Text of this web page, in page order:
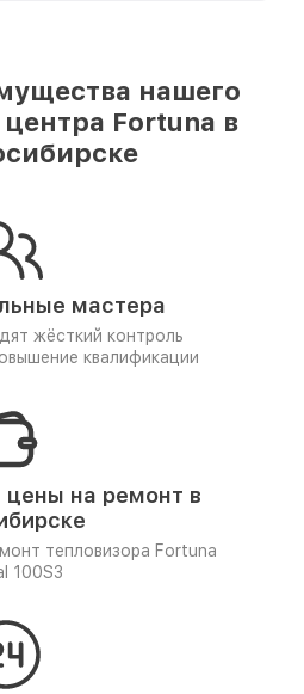
нашего
Fortuna в
мастера
жёсткий контроль
квалификации
на ремонт в
тепловизора Fortuna
100S3